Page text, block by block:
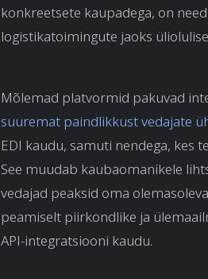
konkreetsete kaupadega, on
logistikatoimingute jaoks
Mõlemad platvormid pakuvad
suuremat paindlikkust vedajate
EDI kaudu, samuti nendega, kes
See muudab kaubaomanikele
vedajad peaksid oma
peamiselt piirkondlike ja
API-integratsiooni kaudu.